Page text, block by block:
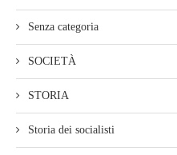
Senza categoria
SOCIETÀ
STORIA
Storia dei socialisti